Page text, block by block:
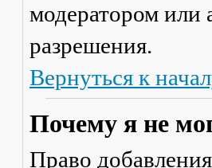
модератором или
разрешения.
Вернуться к
Почему я не
Право